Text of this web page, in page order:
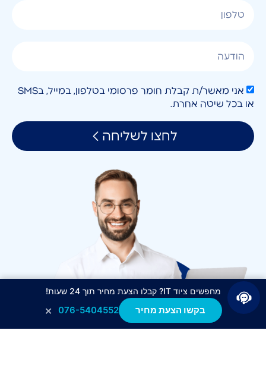
אני מאשר/ת קבלת חומר פרסומי בטלפון, במייל, בSMS
או בכל שיטה אחרת.
לחצו לשליחה
מחפשים ציוד IT? קבלו הצעת מחיר תוך 24 שעות!
בקשו הצעת מחיר 076-5404552
×